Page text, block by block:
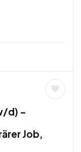
d) –
Job,